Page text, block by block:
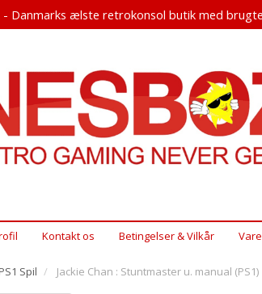
- Danmarks ælste retrokonsol butik med
Kontakt os Betingelser & Vilkår
Spil Jackie Chan : Stuntmaster u. manual (PS1)